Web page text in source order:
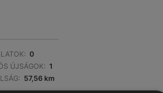
0
ÚJSÁGOK: 1
57,56 km